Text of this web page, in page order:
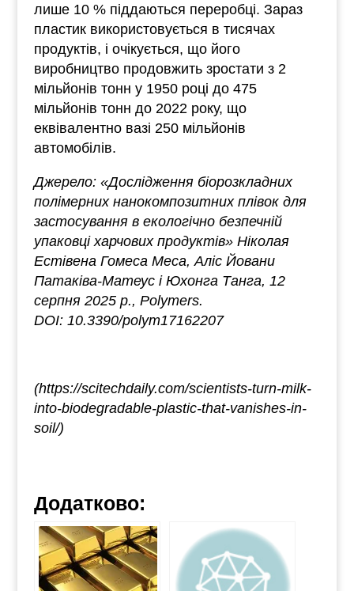
лише 10 % піддаються переробці. Зараз
пластик використовується в тисячах
продуктів, і очікується, що його
виробництво продовжить зростати з 2
мільйонів тонн у 1950 році до 475
мільйонів тонн до 2022 року, що
еквівалентно вазі 250 мільйонів
автомобілів.
Джерело: «Дослідження біорозкладних
полімерних нанокомпозитних плівок для
застосування в екологічно безпечній
упаковці харчових продуктів» Ніколая
Естівена Гомеса Меса, Аліс Йовани
Патаківа-Матеус і Юхонга Танга, 12
серпня 2025 р., Polymers.
DOI: 10.3390/polym17162207
(https://scitechdaily.com/scientists-turn-milk-
into-biodegradable-plastic-that-vanishes-in-
soil/)
Додатково: